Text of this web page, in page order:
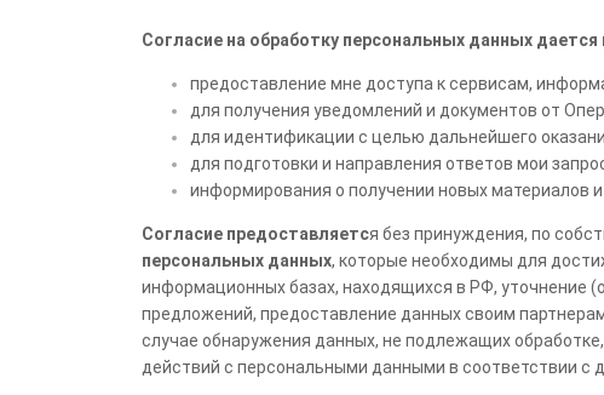
Согласие на обработку персональных данных
предоставление мне доступа к сервисам,
для получения уведомлений и документов от
для идентификации с целью дальнейшего
для подготовки и направления ответов мои
информирования о получении новых материалов
Согласие предоставляется без принуждения, по
персональных данных, которые необходимы для
информационных базах, находящихся в РФ, уточнение
предложений, предоставление данных своим
случае обнаружения данных, не подлежащих
действий с персональными данными в соответствии с